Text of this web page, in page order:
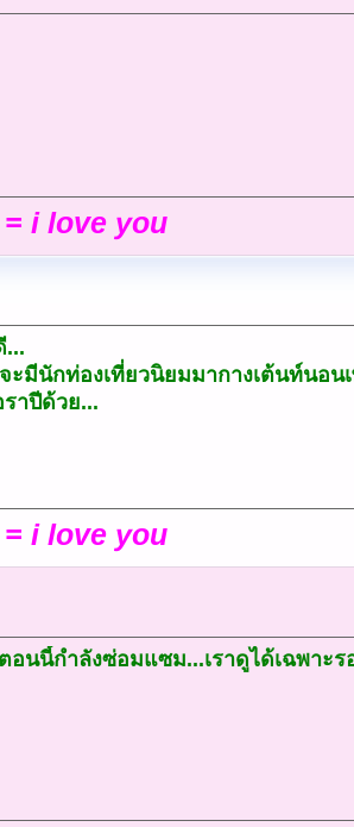
i love you
...
มีนักท่องเที่ยวนิยมมากางเต้นท์นอน
าปีด้วย...
i love you
นนี้กำลังซ่อมแซม...เราดูได้เฉพาะร